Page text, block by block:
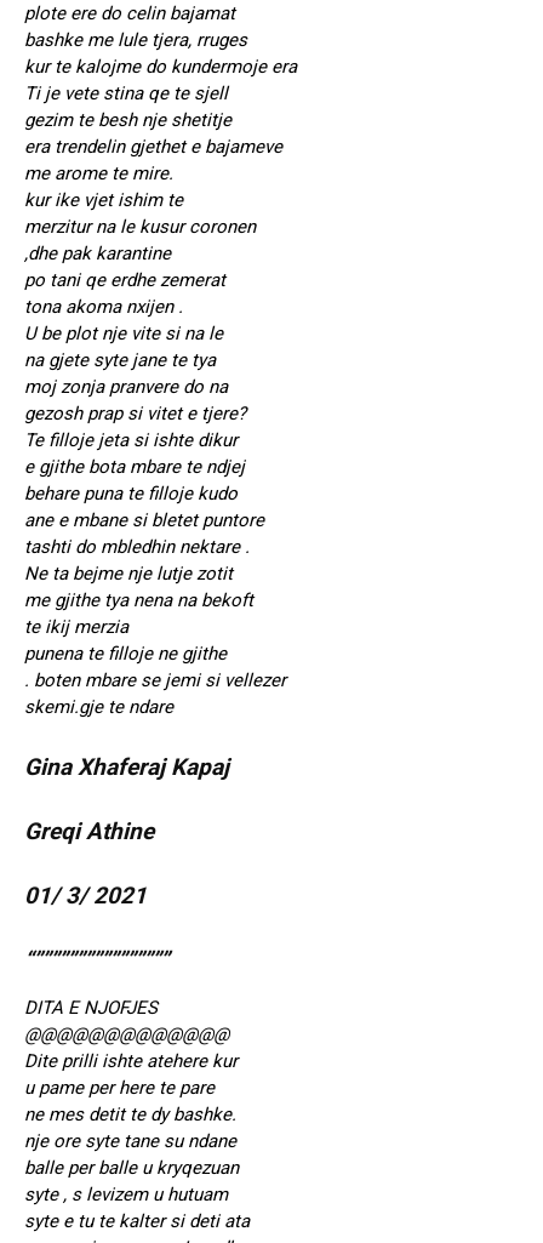
plote ere do celin bajamat
bashke me lule tjera, rruges
kur te kalojme do kundermoje era
Ti je vete stina qe te sjell
gezim te besh nje shetitje
era trendelin gjethet e bajameve
me arome te mire.
kur ike vjet ishim te
merzitur na le kusur coronen
,dhe pak karantine
po tani qe erdhe zemerat
tona akoma nxijen .
U be plot nje vite si na le
na gjete syte jane te tya
moj zonja pranvere do na
gezosh prap si vitet e tjere?
Te filloje jeta si ishte dikur
e gjithe bota mbare te ndjej
behare puna te filloje kudo
ane e mbane si bletet puntore
tashti do mbledhin nektare .
Ne ta bejme nje lutje zotit
me gjithe tya nena na bekoft
te ikij merzia
punena te filloje ne gjithe
. boten mbare se jemi si vellezer
skemi.gje te ndare
Gina Xhaferaj Kapaj
Greqi Athine
01/ 3/ 2021
“””””””””””””””””
DITA E NJOFJES
@@@@@@@@@@@@@
Dite prilli ishte atehere kur
u pame per here te pare
ne mes detit te dy bashke.
nje ore syte tane su ndane
balle per balle u kryqezuan
syte , s levizem u hutuam
syte e tu te kalter si deti ata